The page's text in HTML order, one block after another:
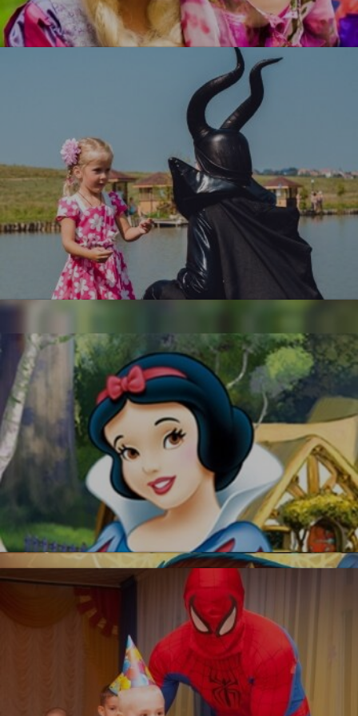
Рапунцель
УЗНАТЬ БОЛЬШЕ
Малефисента
УЗНАТЬ БОЛЬШЕ
Белоснежка
Новинка!
Бесплатная фотосъемка *
УЗНАТЬ БОЛЬШЕ
Красавица и Чудовище